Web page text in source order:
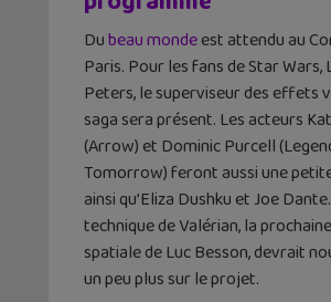
Dubeau mondeest attendu au
Paris. Pour les fans de Star Wars,
Peters, le superviseur des effets
saga sera présent. Les acteurs
(Arrow) et Dominic Purcell
Tomorrow) feront aussi une
ainsi qu’Eliza Dushku et Joe
technique de Valérian, la
spatiale de Luc Besson, devrait
un peu plus sur le projet.